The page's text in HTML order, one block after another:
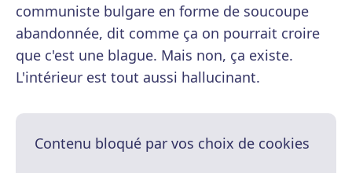
communiste bulgare en forme de soucoupe
abandonnée, dit comme ça on pourrait croire
que c'est une blague. Mais non, ça existe.
L'intérieur est tout aussi hallucinant.
Contenu bloqué par vos choix de cookies